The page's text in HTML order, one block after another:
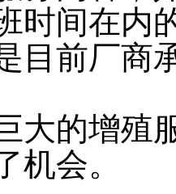
时间在内
目前厂商
大的增殖
机会。